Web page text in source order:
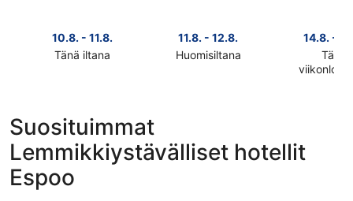
10.8. - 11.8.
Tänä iltana
hinnat
täksi
illaksi
eli
10.8.
11.8. - 12.8.
Huomisiltana
eli
11.8.
14.8. -
Tänä
täksi
Suosituimmat
Lemmikkiystävälliset hotellit
Espoo